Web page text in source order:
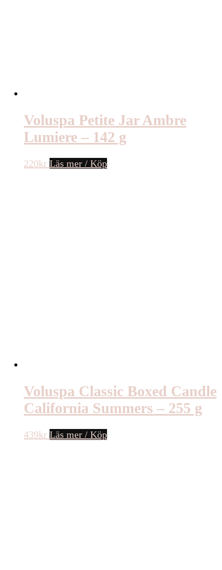
Voluspa Petite Jar Ambre
Lumiere – 142 g
220kr Läs mer / Köp
Voluspa Classic Boxed Candle
California Summers – 255 g
439kr Läs mer / Köp